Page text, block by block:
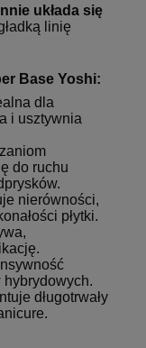
układa się
linię
Base Yoshi:
dla
i usztywnia
do ruchu
nierówności,
płytki.
długotrwały